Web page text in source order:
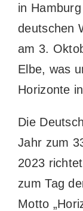
in
deutschen
am 3.
Elbe, was
Horizonte
Die
Jahr zum
2023
zum Tag
Motto